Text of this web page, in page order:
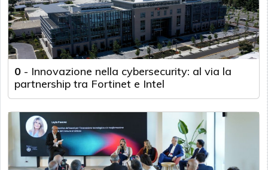
0 - Innovazione nella cybersecurity: al via la
partnership tra Fortinet e Intel